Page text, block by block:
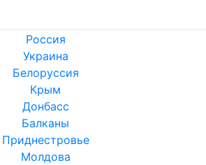
Россия
Украина
Белоруссия
Крым
Донбасс
Балканы
Приднестровье
Молдова